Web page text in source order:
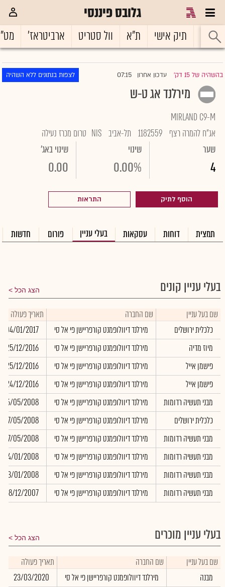
גלובס פיננסי
ראשי תיק אישי ת"א וול סטריט ארביטראז'
בהשהיה של 15 דק' |עדכון אחרון 07:15 לצפות בנתונים ללא השהיה
מירלנד אג ט-ש
MIRLAND C9-M
אג"ח להמרה רצף 1182559 תל-אביב NIS טרום מכרז נעילה
שער
4
שינוי
0.00%
שינוי באג'
0.00
הוסף לתיק התראות
תמצית דוחות עסקאות בעלי עניין פורום חדשות
בעלי עניין קונים הצג הכל
שם בעל עניין שם החברה
תאריך פעולה
כלכלית ירושלים
מירלנד דיוולופמנט קורפריישן פי אל סי
04/01/2017
מיוז מדיה
מירלנד דיוולופמנט קורפריישן פי אל סי
25/12/2016
פישמן אייל
מירלנד דיוולופמנט קורפריישן פי אל סי
25/12/2016
פישמן אייל
מירלנד דיוולופמנט קורפריישן פי אל סי
24/12/2016
מבני תעשיה רדומות
מירלנד דיוולופמנט קורפריישן פי אל סי
16/05/2008
כלכלית ירושלים
מירלנד דיוולופמנט קורפריישן פי אל סי
07/05/2008
מבני תעשיה רדומות
מירלנד דיוולופמנט קורפריישן פי אל סי
07/05/2008
מבני תעשיה רדומות
מירלנד דיוולופמנט קורפריישן פי אל סי
14/01/2008
מבני תעשיה רדומות
מירלנד דיוולופמנט קורפריישן פי אל סי
03/01/2008
מבני תעשיה רדומות
מירלנד דיוולופמנט קורפריישן פי אל סי 28/12/2007
בעלי עניין מוכרים הצג הכל
שם בעל עניין שם החברה תאריך פעולה
מבנה
מירלנד דיוולופמנט קורפריישן פי אל סי
23/03/2020